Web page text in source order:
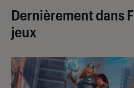
Dernièrement dans
jeux